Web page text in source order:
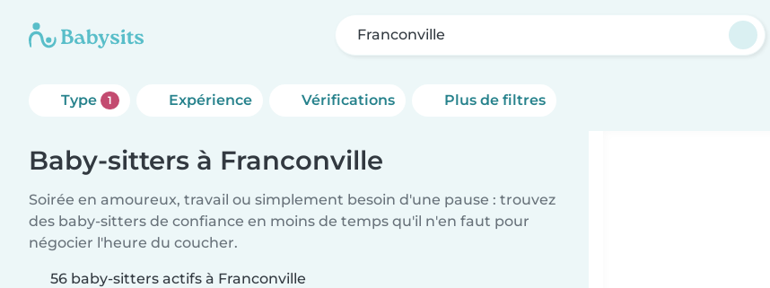
Franconville
Type 1 Expérience Vérifications Plus de filtres
Baby-sitters à Franconville
Soirée en amoureux, travail ou simplement besoin d'une pause : trouvez
des baby-sitters de confiance en moins de temps qu'il n'en faut pour
négocier l'heure du coucher.
56 baby-sitters actifs à Franconville